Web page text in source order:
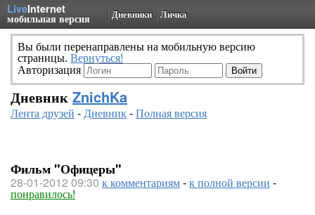
LiveInternet
мобильная версия Дневники Личка
Вы были перенаправлены на мобильную версию
страницы. Вернуться!
Авторизация
Дневник ZnichKa
Лента друзей -Дневник-Полная версия
Фильм "Офицеры"
28-01-2012 09:30 к комментариям-к полной версии -
понравилось!